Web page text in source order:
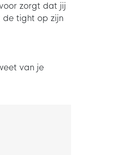
zorgt dat jij
de tight op zijn
van je